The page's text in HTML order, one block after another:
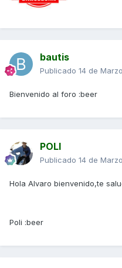
bautis
Publicado 14 de
Bienvenido al foro :beer
POLI
Publicado 14 de
Hola Alvaro bienvenido,te
Poli :beer